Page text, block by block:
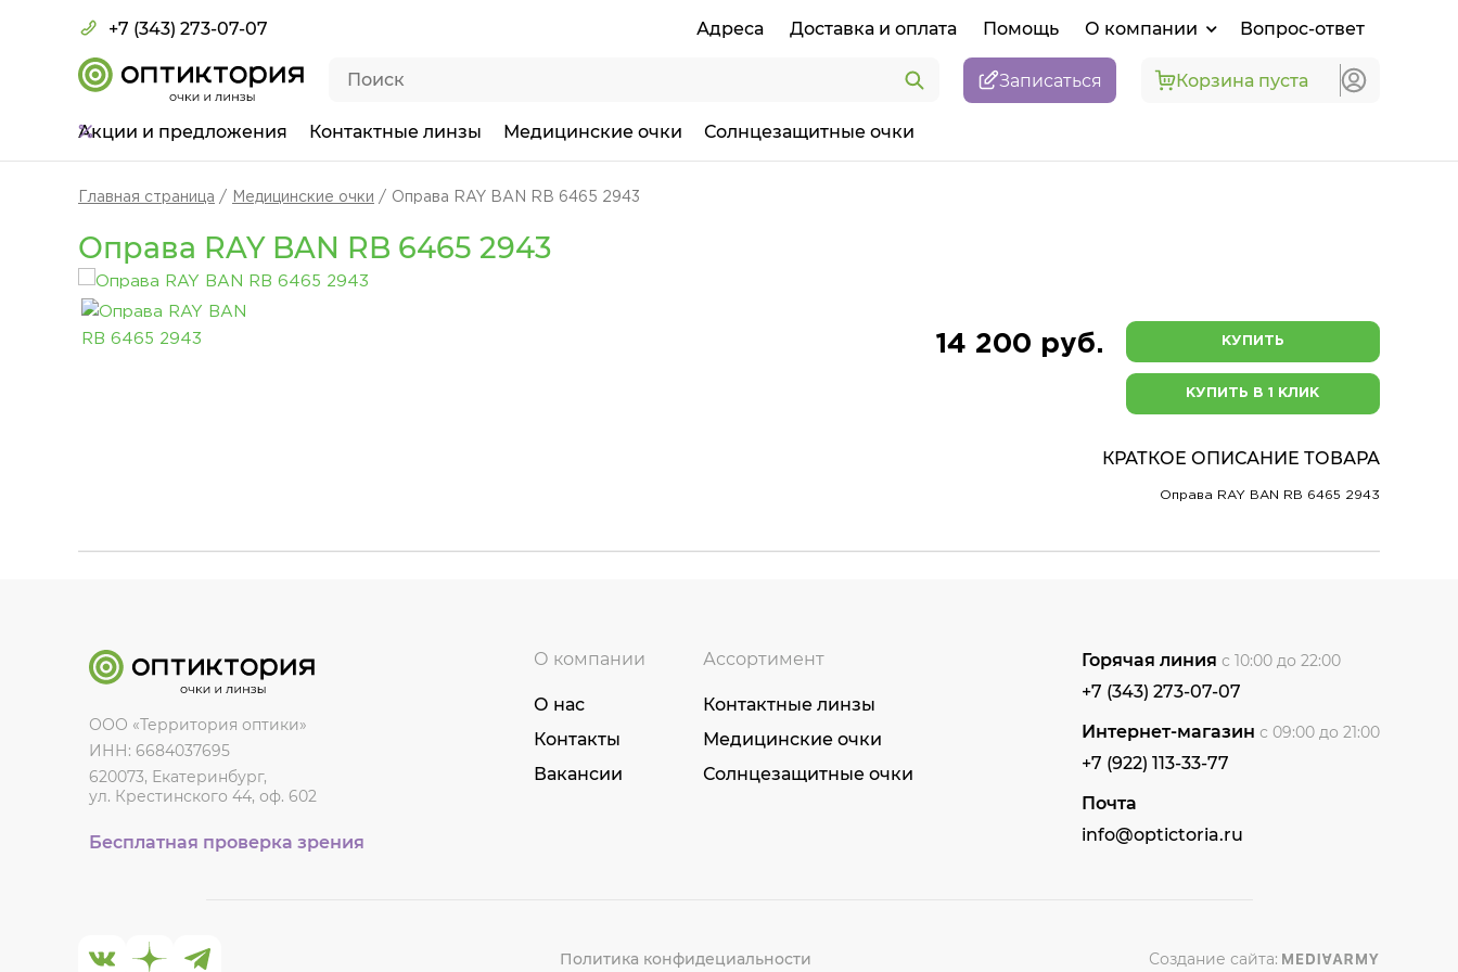
+7 (343) 273-07-07 Адреса Доставка и оплата Помощь О компании Вопрос-ответ
Записаться Корзина пуста
Акции и предложения Контактные линзы Медицинские очки Солнцезащитные очки
Главная страница Медицинские очки Оправа RAY BAN RB 6465 2943
Оправа RAY BAN RB 6465 2943
14 200 руб. КУПИТЬ
КУПИТЬ В 1 КЛИК
КРАТКОЕ ОПИСАНИЕ ТОВАРА
Оправа RAY BAN RB 6465 2943
ООО «Территория оптики»
ИНН: 6684037695
620073, Екатеринбург,
ул. Крестинского 44, оф. 602
Бесплатная проверка зрения
О компании
О нас
Контакты
Вакансии
Ассортимент
Контактные линзы
Медицинские очки
Солнцезащитные очки
Горячая линия с 10:00 до 22:00
+7 (343) 273-07-07
Интернет-магазин с 09:00 до 21:00
+7 (922) 113-33-77
Почта
info@optictoria.ru
Политика конфидециальности Создание сайта: